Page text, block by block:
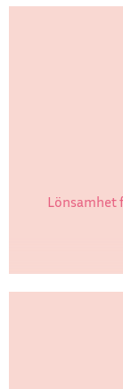
Lönsamhet